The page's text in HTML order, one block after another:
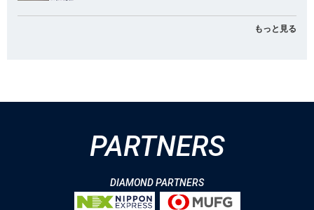
もっと見る
PARTNERS
DIAMOND PARTNERS